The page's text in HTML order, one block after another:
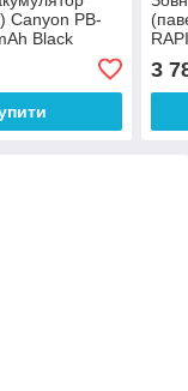
Canyon PB-
Black
B-
3